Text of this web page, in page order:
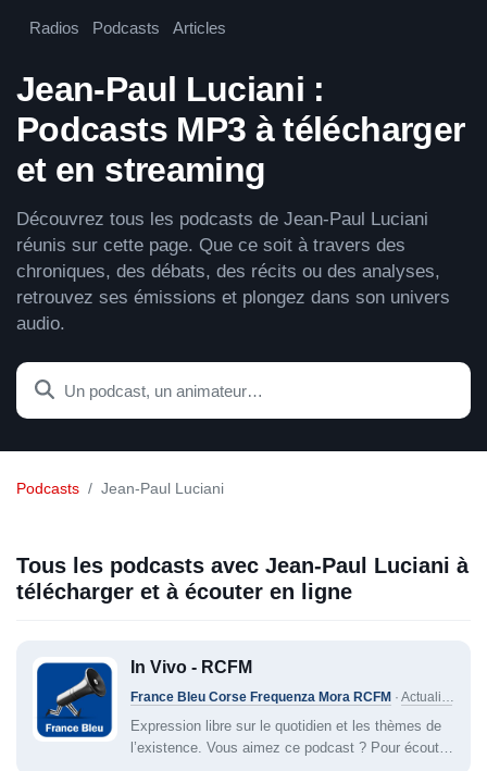
Radios Podcasts Articles
Jean-Paul Luciani :
Podcasts MP3 à télécharger
et en streaming
Découvrez tous les podcasts de Jean-Paul Luciani
réunis sur cette page. Que ce soit à travers des
chroniques, des débats, des récits ou des analyses,
retrouvez ses émissions et plongez dans son univers
audio.
Podcasts Jean-Paul Luciani
Tous les podcasts avec Jean-Paul Luciani à
télécharger et à écouter en ligne
In Vivo - RCFM
France Bleu Corse Frequenza Mora RCFM · Actualité ·
Expression libre sur le quotidien et les thèmes de
l’existence. Vous aimez ce podcast ? Pour écouter